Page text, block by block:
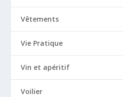
Vêtements
Vie Pratique
Vin et apéritif
Voilier